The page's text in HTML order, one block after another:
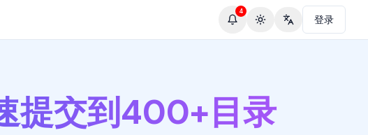
4
Toggle theme
Change language
登录
提交到400+目录